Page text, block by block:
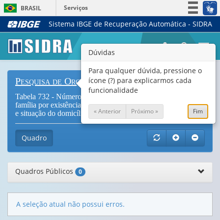
BRASIL
Serviços
Simplifique!
Legislação
Canais
Sistema IBGE de Recuperação Automática - SIDRA
Pesquisa de Orçamentos Familiares
Tabela 732 - Número de famílias e Tamanho médio da
família por existência de pessoa com nível superior na família
e situação do domicílio (
Vide Notas
Quadro
Quadros Públicos 0
A seleção atual não possui erros.
Dúvidas
Para qualquer dúvida, pressione o
ícone (?) para explicarmos cada
funcionalidade
« Anterior Próximo » Fim